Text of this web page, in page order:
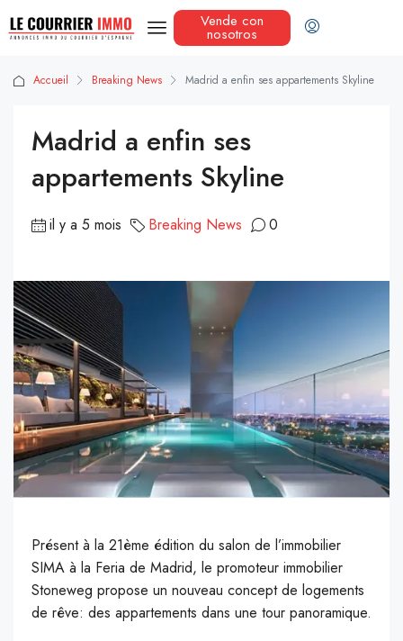
Vende con
nosotros
Accueil Breaking News Madrid a enfin ses appartements Skyline
Madrid a enfin ses
appartements Skyline
il y a 5 mois Breaking News 0
Présent à la 21ème édition du salon de l’immobilier
SIMA à la Feria de Madrid, le promoteur immobilier
Stoneweg propose un nouveau concept de logements
de rêve: des appartements dans une tour panoramique.